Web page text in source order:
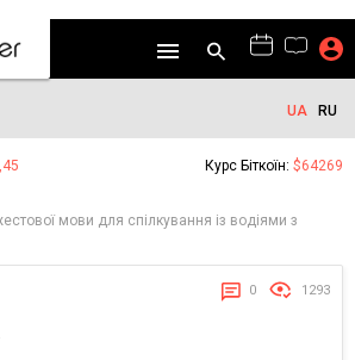
UA RU
Курс Біткоїн: $64269
мови для спілкування із водіями з
0 1293